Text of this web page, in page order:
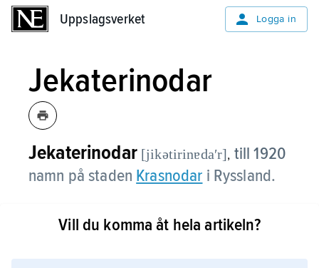
Uppslagsverket Logga in
Jekaterinodar
Jekaterinodar [jikətirinɐdaʹr], till 1920
namn på staden Krasnodar i Ryssland.
Vill du komma åt hela artikeln?